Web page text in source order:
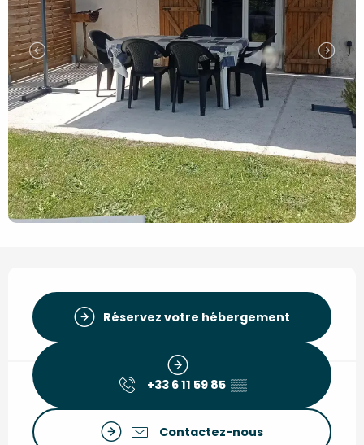
Ouverture et coordonnées
Réservez votre hébergement
+33 6 11 59 85 ▒▒
Contactez-nous